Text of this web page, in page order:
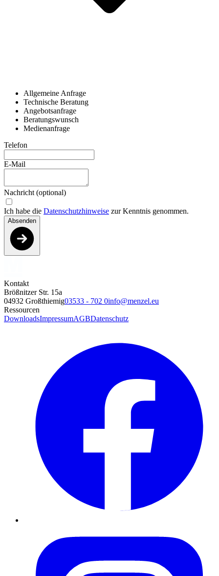
Allgemeine Anfrage
Technische Beratung
Angebotsanfrage
Beratungswunsch
Medienanfrage
Telefon
E-Mail
Nachricht (optional)
Ich habe die Datenschutzhinweise zur Kenntnis genommen.
Absenden
Kontakt
Brößnitzer Str. 15a
04932 Großthiemig03533 - 702 0info@menzel.eu
Ressourcen
DownloadsImpressumAGBDatenschutz